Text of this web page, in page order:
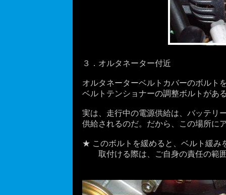
３．オルタネーター付近
オルタネーターベルトカバーのボルト
ベルトテンショナーの調整ボルトがあ
実は、走行中の電源供給は、バッテリ
供給されるのだ。だから、この場所に
★ このボルトを緩めると、ベルト緩み
取付ける際は、ご自身の責任の範囲